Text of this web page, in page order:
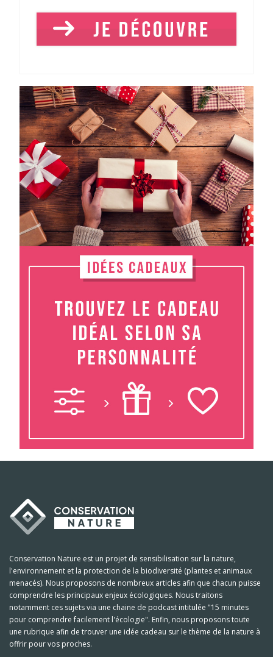
Conservation Nature est un projet de sensibilisation sur la nature,
l'environnement et la protection de la biodiversité (plantes et animaux
menacés). Nous proposons de nombreux articles afin que chacun puisse
comprendre les principaux enjeux écologiques. Nous traitons
notamment ces sujets via une chaine de podcast intitulée "15 minutes
pour comprendre facilement l'écologie". Enfin, nous proposons toute
une rubrique afin de trouver une idée cadeau sur le thème de la nature à
offrir pour vos proches.